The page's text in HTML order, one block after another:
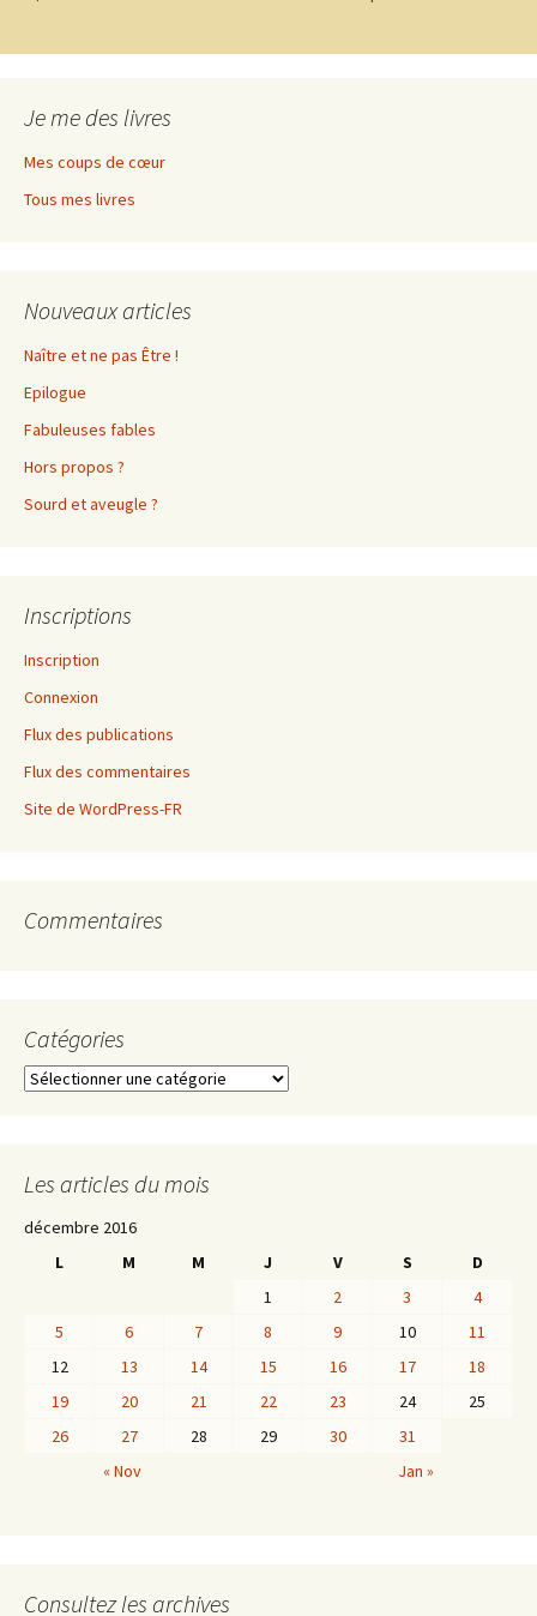
Je me des livres
Mes coups de cœur
Tous mes livres
Nouveaux articles
Naître et ne pas Être !
Epilogue
Fabuleuses fables
Hors propos ?
Sourd et aveugle ?
Inscriptions
Inscription
Connexion
Flux des publications
Flux des commentaires
Site de WordPress-FR
Commentaires
Catégories
Catégories
Les articles du mois
décembre 2016
L
M M J V S
D
1
2 3
4
5
6 7 8 9 10
11
12
13 14 15 16 17
18
19
20 21 22 23 24
25
26
27 28 29 30
31
« Nov
Jan »
Consultez les archives